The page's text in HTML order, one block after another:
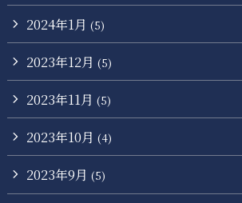
2024年1月 (5)
2023年12月 (5)
2023年11月 (5)
2023年10月 (4)
2023年9月 (5)